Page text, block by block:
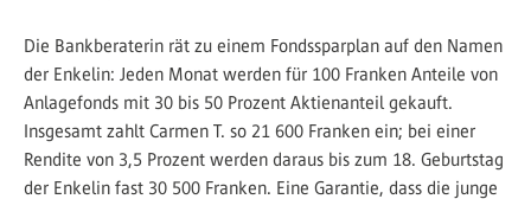
Die Bankberaterin rät zu einem Fondssparplan auf den Namen
der Enkelin: Jeden Monat werden für 100 Franken Anteile von
Anlagefonds mit 30 bis 50 Prozent Aktienanteil gekauft.
Insgesamt zahlt Carmen T. so 21 600 Franken ein; bei einer
Rendite von 3,5 Prozent werden daraus bis zum 18. Geburtstag
der Enkelin fast 30 500 Franken. Eine Garantie, dass die junge